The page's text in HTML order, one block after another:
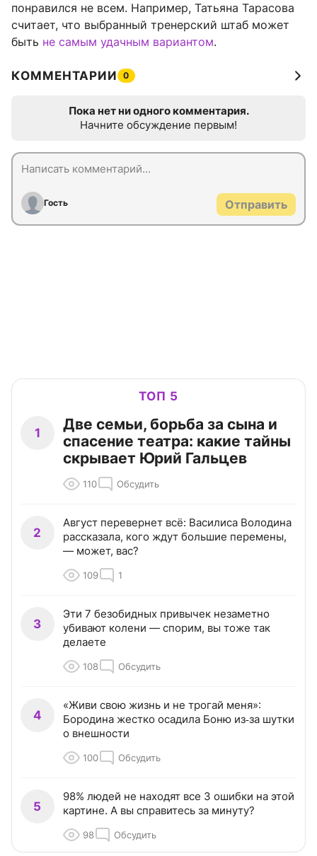
понравился не всем. Например, Татьяна Тарасова
считает, что выбранный тренерский штаб может
быть не самым удачным вариантом.
КОММЕНТАРИИ 0
Пока нет ни одного комментария.
Начните обсуждение первым!
Гость Отправить
ТОП 5
1
Две семьи, борьба за сына и
спасение театра: какие тайны
скрывает Юрий Гальцев
110 Обсудить
2
Август перевернет всё: Василиса Володина
рассказала, кого ждут большие перемены,
— может, вас?
109 1
3
Эти 7 безобидных привычек незаметно
убивают колени — спорим, вы тоже так
делаете
108 Обсудить
4
«Живи свою жизнь и не трогай меня»:
Бородина жестко осадила Боню из‑за шутки
о внешности
100 Обсудить
5
98% людей не находят все 3 ошибки на этой
картине. А вы справитесь за минуту?
98 Обсудить